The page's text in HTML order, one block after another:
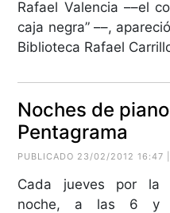
Rafael Valencia ––el
caja negra” ––,
Biblioteca Rafael
Noches de
Pentagrama
PUBLICADO 23/02/2012 16:47 |
Cada jueves por la
noche, a las 6 y